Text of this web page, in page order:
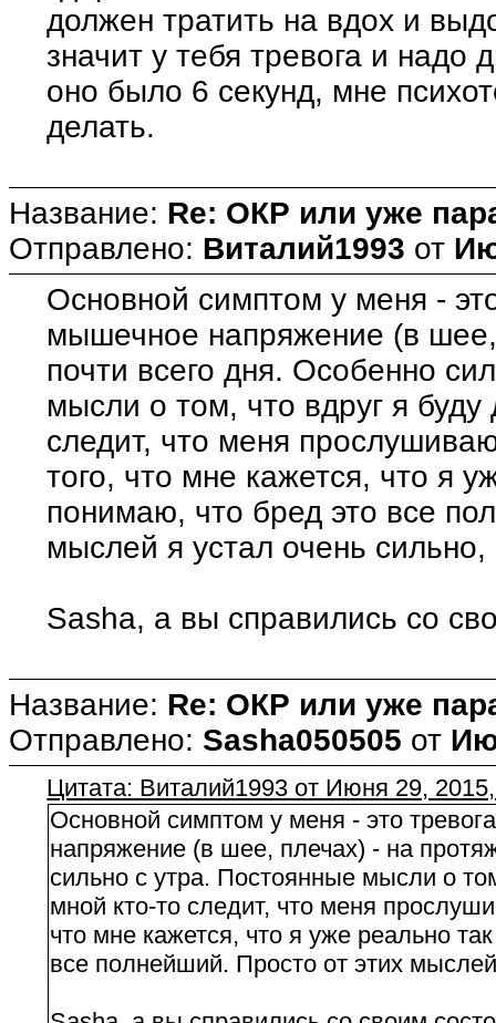
должен тратить на вдох и
значит у тебя тревога и надо
оно было 6 секунд, мне
делать.
Название: Re: ОКР или уже
Отправлено: Виталий1993 от
Основной симптом у меня -
мышечное напряжение (в
почти всего дня. Особенно
мысли о том, что вдруг я буду
следит, что меня
того, что мне кажется, что я
понимаю, что бред это все
мыслей я устал очень
Sasha, а вы справились со
Название: Re: ОКР или уже
Отправлено: Sasha050505 от
Цитата: Виталий1993 от Июня 29,
Основной симптом у меня - это
напряжение (в шее, плечах) - на
сильно с утра. Постоянные мысли о
мной кто-то следит, что меня
что мне кажется, что я уже реально
все полнейший. Просто от этих